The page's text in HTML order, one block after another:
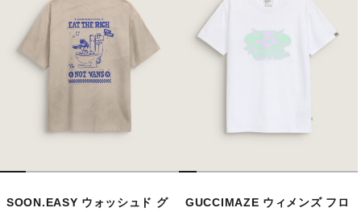
SOON.EASY ウォッシュド グ
GUCCIMAZE ウィメンズ フロ